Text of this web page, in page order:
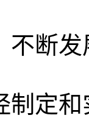
不断
制定